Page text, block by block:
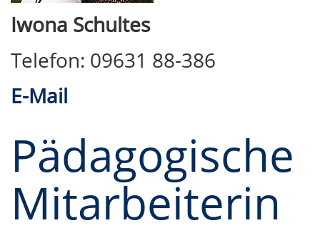
Iwona Schultes
Telefon: 09631 88-386
E-Mail
Pädagogische
Mitarbeiterin